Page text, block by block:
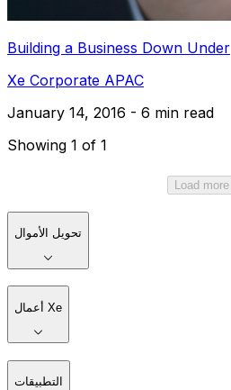
Building a Business Down Under
Xe Corporate APAC
January 14, 2016 - 6 min read
Showing 1 of 1
Load more
تحويل الأموال
أعمال Xe
التطبيقات